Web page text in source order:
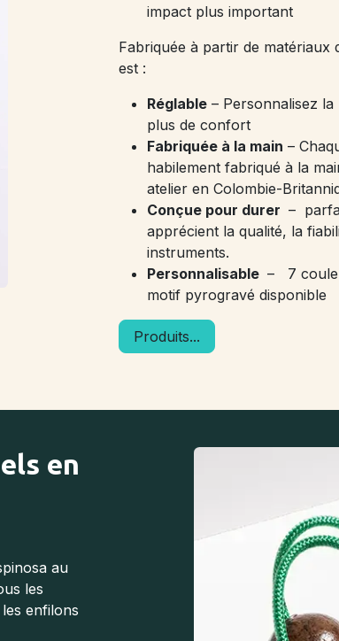
impact plus important
Fabriquée à partir de matériaux
est :
Réglable – Personnalisez
plus de confort
Fabriquée à la main –
habilement fabriqué à la
atelier en Colombie-
Conçue pour durer –
apprécient la qualité, la
instruments.
Personnalisable – 7
motif pyrogravé disponible
Produits...
en
au
les
enfilons